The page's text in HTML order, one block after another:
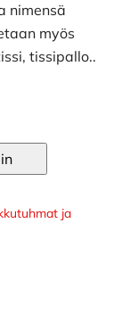
nimensä
myös
tissipallo..
ja